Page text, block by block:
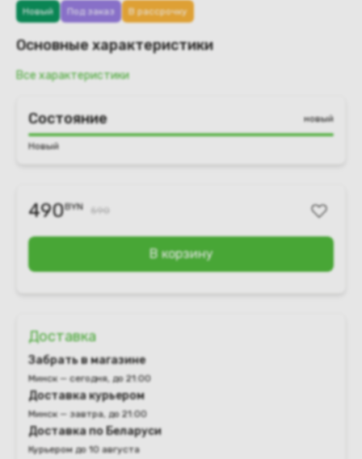
Новый Под заказ В рассрочку
Основные характеристики
Все характеристики
Состояние новый
Новый
490BYN 590
В корзину
Доставка
Забрать в магазине
Минск — сегодня, до 21:00
Доставка курьером
Минск — завтра, до 21:00
Доставка по Беларуси
Курьером до 10 августа